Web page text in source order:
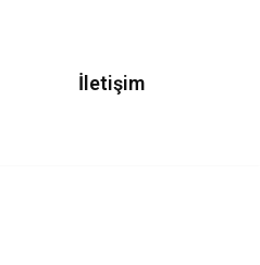
İletişim